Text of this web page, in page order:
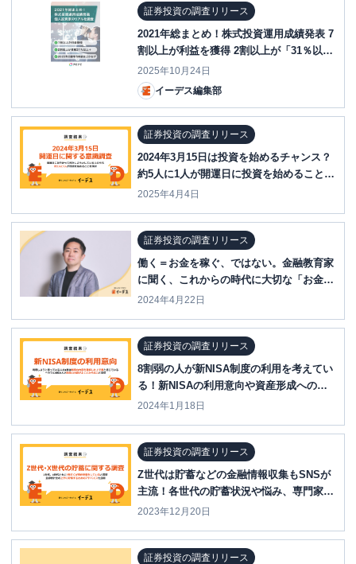
証券投資の調査リリース
2021年総まとめ！株式投資運用成績発表 7
割以上が利益を獲得 2割以上が「31％以上
プラス」の好結果 ～個人投資家のリアル
を調査～
2025年10月24日
イーデス編集部
証券投資の調査リリース
2024年3月15日は投資を始めるチャンス？
約5人に1人が開運日に投資を始めることを
検討
2025年4月4日
証券投資の調査リリース
働く＝お金を稼ぐ、ではない。金融教育家
に聞く、これからの時代に大切な「お金」
との向き合い方
2024年4月22日
証券投資の調査リリース
8割弱の人が新NISA制度の利用を考えてい
る！新NISAの利用意向や資産形成への意
識について公開
2024年1月18日
証券投資の調査リリース
Z世代は貯蓄などの金融情報収集もSNSが
主流！各世代の貯蓄状況や悩み、専門家の
アドバイスを公開
2023年12月20日
証券投資の調査リリース